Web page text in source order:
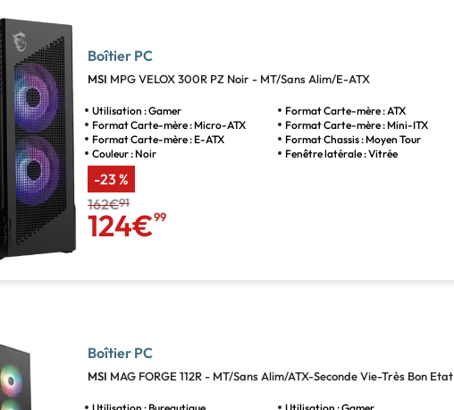
Boîtier PC
MSI MPG VELOX 300R PZ Noir - MT/Sans Alim/E-ATX
Utilisation : Gamer
Format Carte-mère : ATX
Format Carte-mère : Micro-ATX
Format Carte-mère : Mini-ITX
Format Carte-mère : E-ATX
Format Chassis : Moyen Tour
Couleur : Noir
Fenêtre latérale : Vitrée
-23 %
162€91
124€99
Boîtier PC
MSI MAG FORGE 112R - MT/Sans Alim/ATX-Seconde Vie-Très Bon Etat